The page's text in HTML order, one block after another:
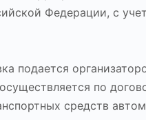
Федерации, с
подается
по
средств